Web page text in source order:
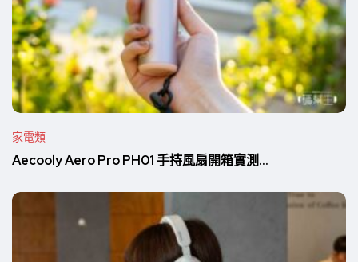
家電類
Aecooly Aero Pro PH01 手持風扇開箱實測...